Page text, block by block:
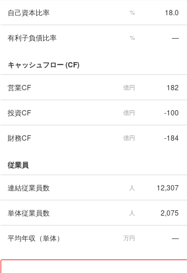
自己資本比率 % 18.0
有利子負債比率 % —
キャッシュフロー (CF)
営業CF 億円 182
投資CF 億円 -100
財務CF 億円 -184
従業員
連結従業員数 人 12,307
単体従業員数 人 2,075
平均年収（単体） 万円 —